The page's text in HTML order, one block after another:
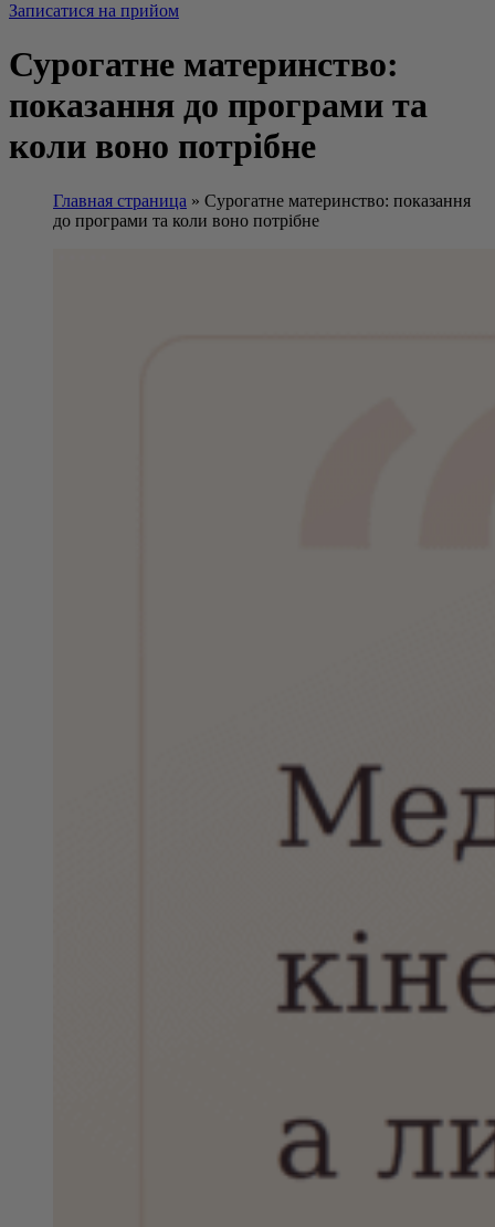
Записатися на прийом
Сурогатне материнство:
показання до програми та
коли воно потрібне
Главная страница » Сурогатне материнство: показання
до програми та коли воно потрібне